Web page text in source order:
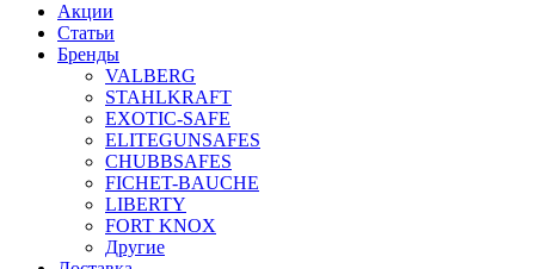
Акции
Статьи
Бренды
VALBERG
STAHLKRAFT
EXOTIC-SAFE
ELITEGUNSAFES
CHUBBSAFES
FICHET-BAUCHE
LIBERTY
FORT KNOX
Другие